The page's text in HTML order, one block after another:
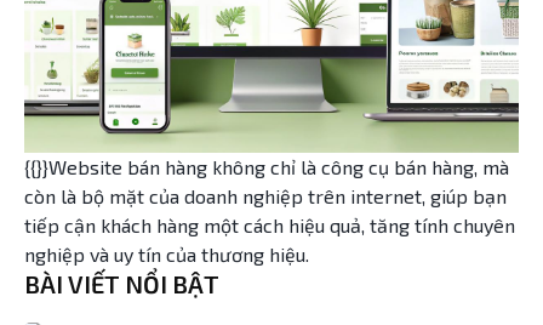
{{}}Website bán hàng không chỉ là công cụ bán hàng, mà
còn là bộ mặt của doanh nghiệp trên internet, giúp bạn
tiếp cận khách hàng một cách hiệu quả, tăng tính chuyên
nghiệp và uy tín của thương hiệu.
BÀI VIẾT NỔI BẬT